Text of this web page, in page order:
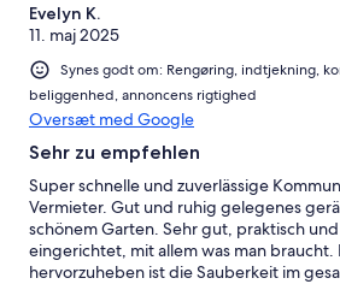
Evelyn K.
11. maj 2025
Synes godt om: Rengøring, indtjekning,
beliggenhed, annoncens rigtighed
Oversæt med Google
Sehr zu empfehlen
Super schnelle und zuverlässige
Vermieter. Gut und ruhig gelegenes
schönem Garten. Sehr gut, praktisch
eingerichtet, mit allem was man braucht.
hervorzuheben ist die Sauberkeit im